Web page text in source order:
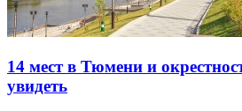
14 мест в Тюмени и
увидеть